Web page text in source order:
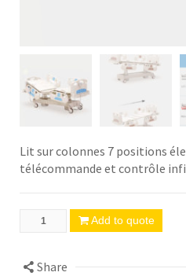
Lit sur colonnes 7 positions
télécommande et contrôle
Add to quote
Share